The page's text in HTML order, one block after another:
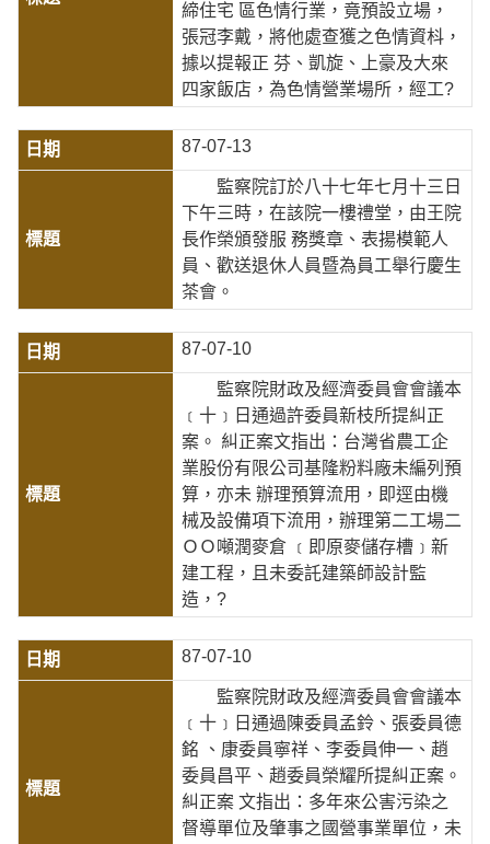
締住宅 區色情行業，竟預設立場，
張冠李戴，將他處查獲之色情資枓，
據以提報正 芬、凱旋、上豪及大來
四家飯店，為色情營業場所，經工?
87-07-13
監察院訂於八十七年七月十三日
下午三時，在該院一樓禮堂，由王院
長作榮頒發服 務獎章、表揚模範人
員、歡送退休人員暨為員工舉行慶生
茶會。
87-07-10
監察院財政及經濟委員會會議本
﹝十﹞日通過許委員新枝所提糾正
案。 糾正案文指出：台灣省農工企
業股份有限公司基隆粉料廠未編列預
算，亦未 辦理預算流用，即逕由機
械及設備項下流用，辦理第二工場二
ＯＯ噸潤麥倉 ﹝即原麥儲存槽﹞新
建工程，且未委託建築師設計監
造，?
87-07-10
監察院財政及經濟委員會會議本
﹝十﹞日通過陳委員孟鈴、張委員德
銘 、康委員寧祥、李委員伸一、趙
委員昌平、趙委員榮耀所提糾正案。
糾正案 文指出：多年來公害污染之
督導單位及肇事之國營事業單位，未